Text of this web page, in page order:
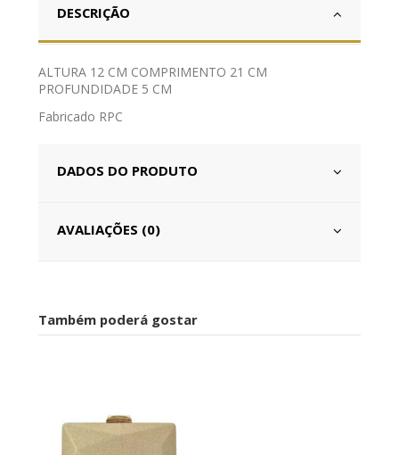
DESCRIÇÃO
ALTURA 12 CM COMPRIMENTO 21 CM
PROFUNDIDADE 5 CM
Fabricado RPC
DADOS DO PRODUTO
AVALIAÇÕES (0)
Também poderá gostar